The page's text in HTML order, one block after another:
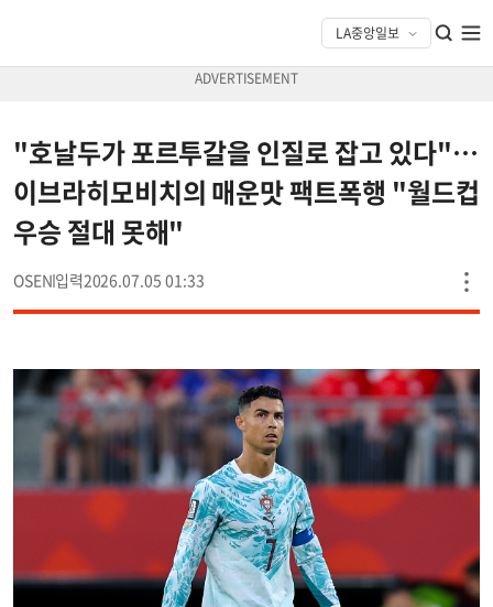
"호날두가 포르투갈을 인질로 잡고 있다"…
이브라히모비치의 매운맛 팩트폭행 "월드컵
우승 절대 못해"
OSEN 2026.07.05 01:33